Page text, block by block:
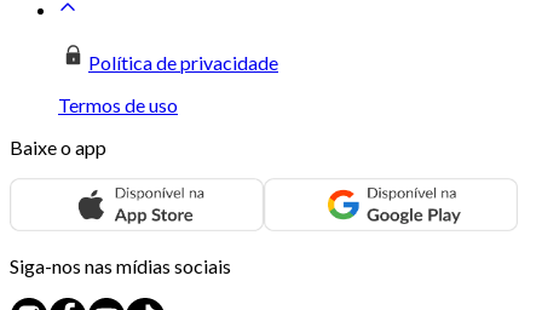
Política de privacidade
Termos de uso
Baixe o app
Siga-nos nas mídias sociais